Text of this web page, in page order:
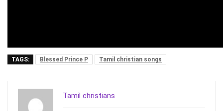
TAGS: Blessed Prince P Tamil christian songs
Tamil christians